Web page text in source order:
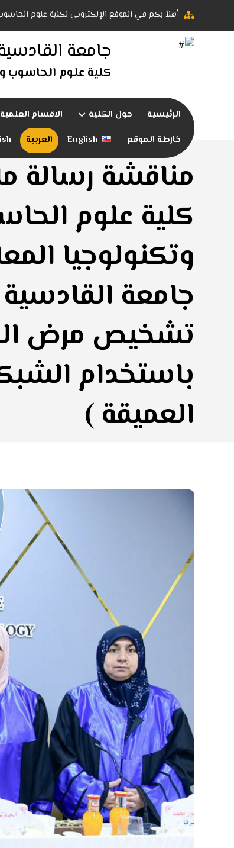
أهلاً بكم في الموقع الإلكتروني لكلية علوم
جامعة
كلية علوم الحاسوب
الرئيسية حول الكلية الاقسام العلمية
خارطة الموقع
English العربية
مناقشة رسالة
كلية علوم
وتكنولوجيا
جامعة
تشخيص مرض
باستخدام
العميقة )